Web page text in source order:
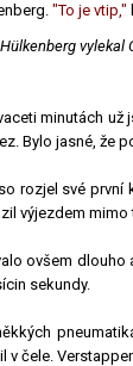
"To je vtip,"
vylekal
minutách už
Bylo jasné, že
rozjel své první
výjezdem mimo
ovšem dlouho
sekundy.
v čele.